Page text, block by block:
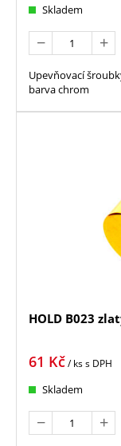
Skladem
Upevňovací
barva chrom
HOLD B023
61 Kč/ kss DPH
Skladem